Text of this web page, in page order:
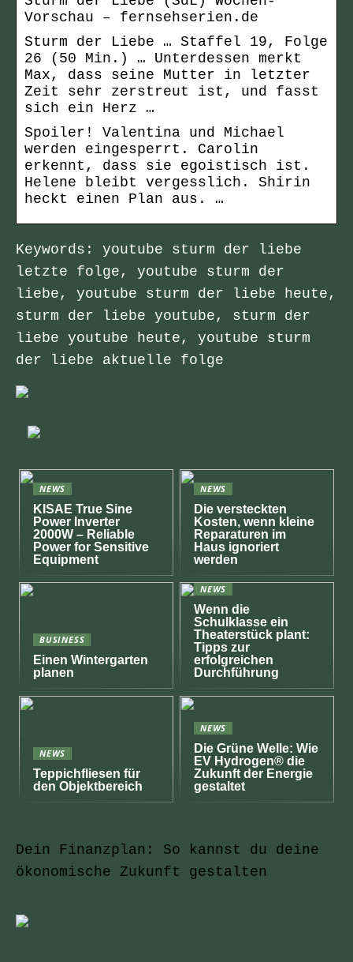
Vorschau – fernsehserien.de
Sturm der Liebe … Staffel 19, Folge
26 (50 Min.) … Unterdessen merkt
Max, dass seine Mutter in letzter
Zeit sehr zerstreut ist, und fasst
sich ein Herz …
Spoiler! Valentina und Michael
werden eingesperrt. Carolin
erkennt, dass sie egoistisch ist.
Helene bleibt vergesslich. Shirin
heckt einen Plan aus. …
Keywords: youtube sturm der liebe
letzte folge, youtube sturm der
liebe, youtube sturm der liebe heute,
sturm der liebe youtube, sturm der
liebe youtube heute, youtube sturm
der liebe aktuelle folge
NEWS
KISAE True Sine
Power Inverter
2000W – Reliable
Power for Sensitive
Equipment
NEWS
Die versteckten
Kosten, wenn kleine
Reparaturen im
Haus ignoriert
werden
BUSINESS
Einen Wintergarten
planen
NEWS
Wenn die
Schulklasse ein
Theaterstück plant:
Tipps zur
erfolgreichen
Durchführung
NEWS
Teppichfliesen für
den Objektbereich
NEWS
Die Grüne Welle: Wie
EV Hydrogen® die
Zukunft der Energie
gestaltet
Dein Finanzplan: So kannst du deine
ökonomische Zukunft gestalten